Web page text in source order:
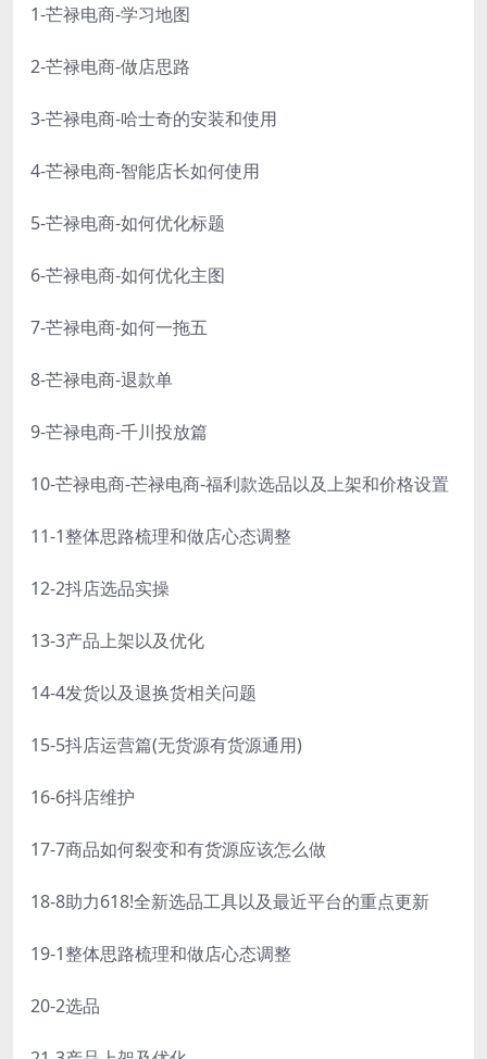
1-芒禄电商-学习地图
2-芒禄电商-做店思路
3-芒禄电商-哈士奇的安装和使用
4-芒禄电商-智能店长如何使用
5-芒禄电商-如何优化标题
6-芒禄电商-如何优化主图
7-芒禄电商-如何一拖五
8-芒禄电商-退款单
9-芒禄电商-千川投放篇
10-芒禄电商-芒禄电商-福利款选品以及上架和价格设置
11-1整体思路梳理和做店心态调整
12-2抖店选品实操
13-3产品上架以及优化
14-4发货以及退换货相关问题
15-5抖店运营篇(无货源有货源通用)
16-6抖店维护
17-7商品如何裂变和有货源应该怎么做
18-8助力618!全新选品工具以及最近平台的重点更新
19-1整体思路梳理和做店心态调整
20-2选品